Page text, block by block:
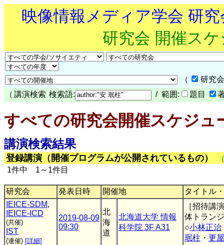
映像情報メディア学会 研
研究会 開催ス
（
研究
（ 講演検索 検索語: / 範囲: 題目
すべての研究会開催スケジュ
講演検索結果
登録講演（開催プログラムが公開されているもの）
1件中 1～1件目
研究会 発表日時 開催地
タイトル
IEICE-SDM,
IEICE-ICD
(共催)
IST
(連催) [詳細]
2019-08-09
09:30
北
海
道
北海道大学 情報
科学院 3F A31
［招待講
体トラン
○小林正治
珉柱 ・ 更